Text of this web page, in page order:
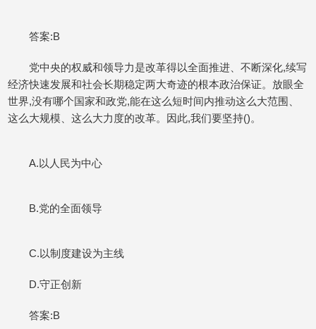
答案:B
党中央的权威和领导力是改革得以全面推进、不断深化,续写
经济快速发展和社会长期稳定两大奇迹的根本政治保证。放眼全
世界,没有哪个国家和政党,能在这么短时间内推动这么大范围、
这么大规模、这么大力度的改革。因此,我们要坚持()。
A.以人民为中心
B.党的全面领导
C.以制度建设为主线
D.守正创新
答案:B